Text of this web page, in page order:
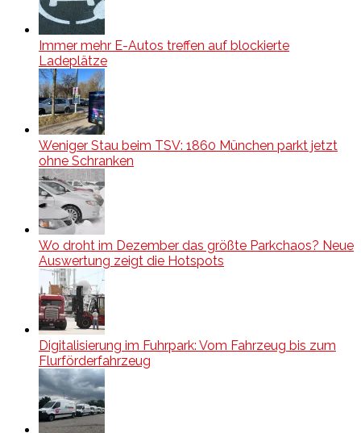
Immer mehr E-Autos treffen auf blockierte
Ladeplätze
Weniger Stau beim TSV: 1860 München parkt jetzt
ohne Schranken
Wo droht im Dezember das größte Parkchaos? Neue
Auswertung zeigt die Hotspots
Digitalisierung im Fuhrpark: Vom Fahrzeug bis zum
Flurförderfahrzeug